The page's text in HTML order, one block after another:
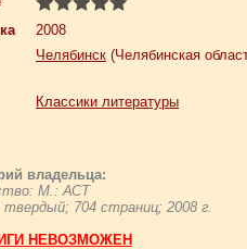
2008
Челябинск (Челябинская
Классики литературы
владельца:
М.: АСТ
704 страниц; 2008 г.
НЕВОЗМОЖЕН